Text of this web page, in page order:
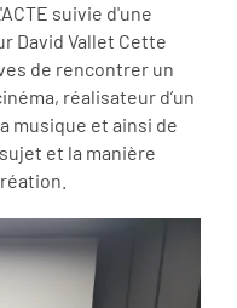
suivie d'une
David Vallet Cette
de rencontrer un
réalisateur d’un
musique et ainsi de
et la manière